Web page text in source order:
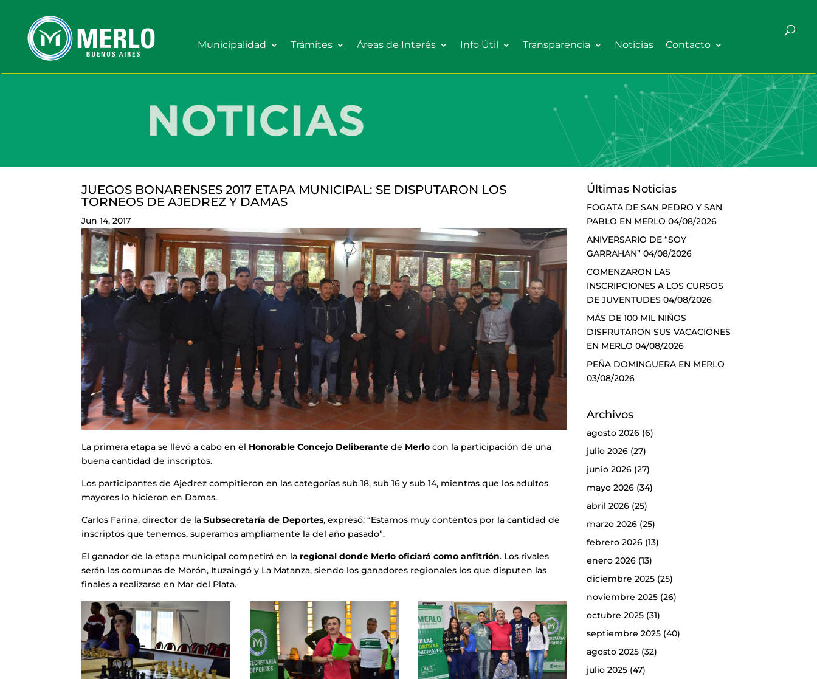
Municipalidad Trámites Áreas de Interés Info Útil Transparencia Noticias Contacto
JUEGOS BONARENSES 2017 ETAPA MUNICIPAL: SE DISPUTARON LOS
TORNEOS DE AJEDREZ Y DAMAS
Jun 14, 2017
La primera etapa se llevó a cabo en el Honorable Concejo Deliberante de Merlo con la participación de una
buena cantidad de inscriptos.
Los participantes de Ajedrez compitieron en las categorías sub 18, sub 16 y sub 14, mientras que los adultos
mayores lo hicieron en Damas.
Carlos Farina, director de laSubsecretaría de Deportes, expresó: “Estamos muy contentos por la cantidad de
inscriptos que tenemos, superamos ampliamente la del año pasado”.
El ganador de la etapa municipal competirá en la regional donde Merlo oficiará como anfitrión. Los rivales
serán las comunas de Morón, Ituzaingó y La Matanza, siendo los ganadores regionales los que disputen las
finales a realizarse en Mar del Plata.
Últimas Noticias
FOGATA DE SAN PEDRO Y SAN
PABLO EN MERLO 04/08/2026
ANIVERSARIO DE “SOY
GARRAHAN” 04/08/2026
COMENZARON LAS
INSCRIPCIONES A LOS CURSOS
DE JUVENTUDES 04/08/2026
MÁS DE 100 MIL NIÑOS
DISFRUTARON SUS VACACIONES
EN MERLO 04/08/2026
PEÑA DOMINGUERA EN MERLO
03/08/2026
Archivos
agosto 2026(6)
julio 2026(27)
junio 2026(27)
mayo 2026(34)
abril 2026(25)
marzo 2026(25)
febrero 2026(13)
enero 2026(13)
diciembre 2025(25)
noviembre 2025(26)
octubre 2025(31)
septiembre 2025(40)
agosto 2025(32)
julio 2025(47)